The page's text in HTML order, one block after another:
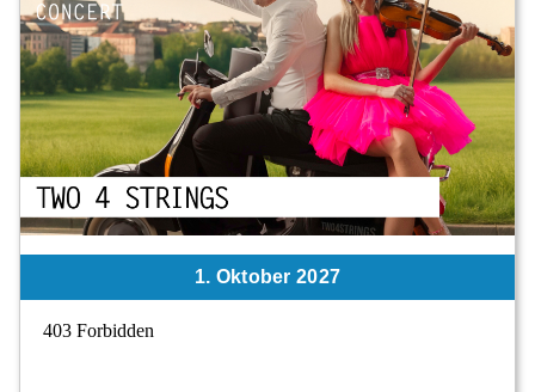
1. Oktober 2027